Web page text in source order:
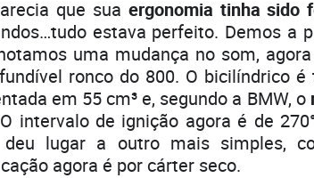
que sua ergonomia tinha sido
estava perfeito. Demos a
uma mudança no som,
ronco do 800. O bicilíndrico
em 55 cm³ e, segundo a BMW, o
intervalo de ignição agora é de
deu lugar a outro mais simples,
agora é por cárter seco.